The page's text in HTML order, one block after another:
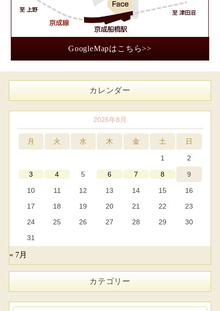
GoogleMapはこちら>>
カレンダー
2026年8月
月 火 水 木 金 土 日
1 2
3 4 5 6 7 8 9
10 11 12 13 14 15
16
17
18 19 20 21 22
23
24
25 26 27 28 29
30
31
« 7月
カテゴリー